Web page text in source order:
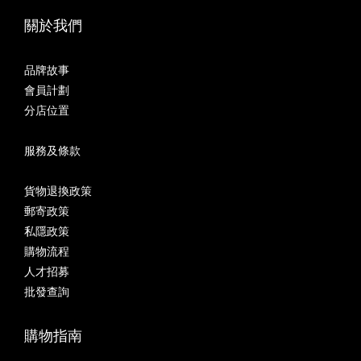
關於我們
品牌故事
會員計劃
分店位置
服務及條款
貨物退換政策
郵寄政策
私隱政策
購物流程
人才招募
批發查詢
購物指南